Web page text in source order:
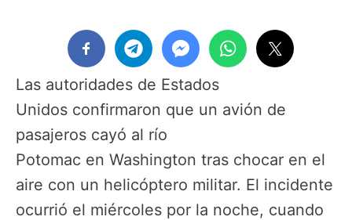
Las autoridades de Estados
Unidos confirmaron que un avión de
pasajeros cayó al río
Potomac en Washington tras chocar en el
aire con un helicóptero militar. El incidente
ocurrió el miércoles por la noche, cuando